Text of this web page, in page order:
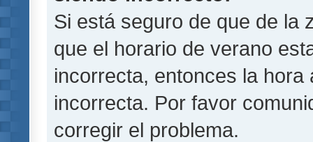
Si está seguro de que de la
que el horario de verano
incorrecta, entonces la
incorrecta. Por favor
corregir el problema.